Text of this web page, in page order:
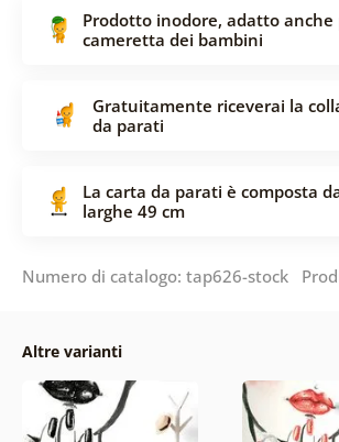
Prodotto inodore, adatto anche
cameretta dei bambini
Gratuitamente riceverai la
da parati
La carta da parati è composta
larghe 49 cm
Numero di catalogo: tap626-stock
Altre varianti